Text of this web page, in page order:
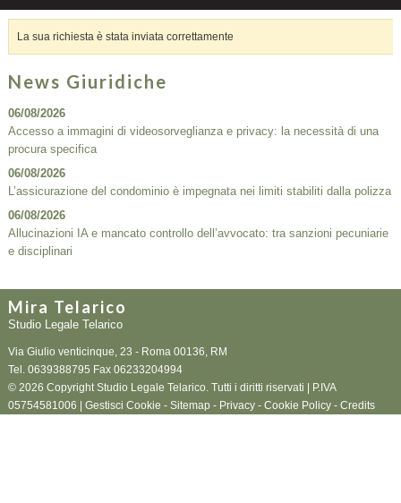
La sua richiesta è stata inviata correttamente
News Giuridiche
06/08/2026
Accesso a immagini di videosorveglianza e privacy: la necessità di una
procura specifica
06/08/2026
L’assicurazione del condominio è impegnata nei limiti stabiliti dalla polizza
06/08/2026
Allucinazioni IA e mancato controllo dell’avvocato: tra sanzioni pecuniarie
e disciplinari
Mira Telarico
Studio Legale Telarico
Via Giulio venticinque, 23 - Roma 00136, RM
Tel. 0639388795 Fax 06233204994
© 2026 Copyright Studio Legale Telarico. Tutti i diritti riservati | P.IVA
05754581006 | Gestisci Cookie - Sitemap - Privacy- Cookie Policy- Credits